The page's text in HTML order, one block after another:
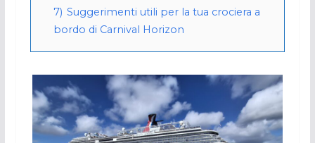
7) Suggerimenti utili per la tua crociera a
bordo di Carnival Horizon